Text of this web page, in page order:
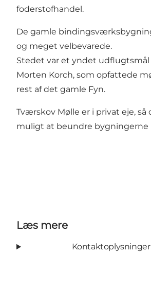
foderstofhandel.
De gamle
og meget velbevarede.
Stedet var et yndet
Morten Korch, som opfattede
rest af det gamle Fyn.
Tværskov Mølle er i privat eje, så
muligt at beundre bygningerne
Læs mere
Kontaktoplysninger